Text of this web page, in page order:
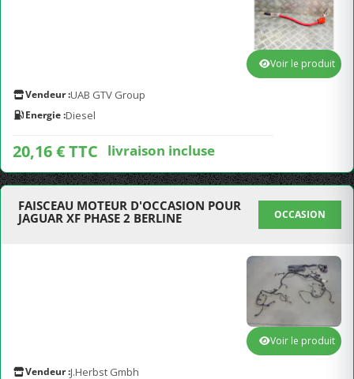
Vendeur :UAB GTV Group
Energie :Diesel
20,16 € TTC livraison incluse
Voir le produit
FAISCEAU MOTEUR D'OCCASION POUR
JAGUAR XF PHASE 2 BERLINE
OCCASION
Vendeur :J.Herbst Gmbh
Voir le produit